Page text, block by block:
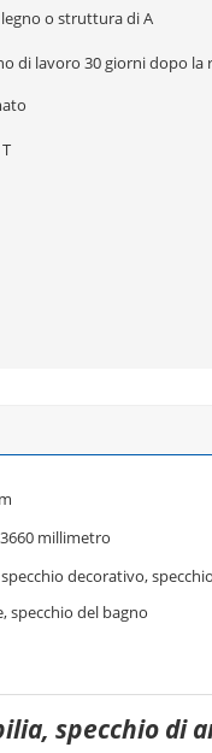
legno o struttura di A
di lavoro 30 giorni dopo la
millimetro
decorativo,
specchio del bagno
specchio di